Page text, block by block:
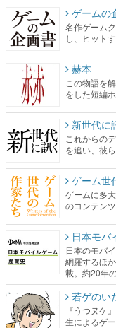
ゲームの
名作ゲーム
し、ヒット
赫本
この物語を
をした短編
新世代に
これからの
を追い、彼
ゲーム世
ゲームに多
のコンテン
日本モバ
日本のモバ
網羅するほ
載。約20年
若ゲのい
『うつヌケ
生によるゲ